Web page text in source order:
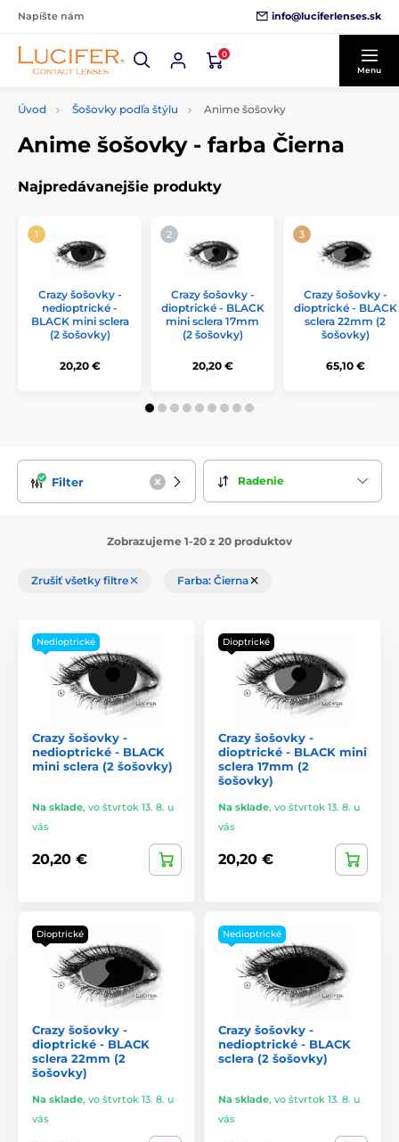
Napíšte nám info@luciferlenses.sk
0
Menu
Úvod Šošovky podľa štýlu Anime šošovky
Anime šošovky - farba Čierna
Najpredávanejšie produkty
Crazy šošovky -
nedioptrické -
BLACK mini sclera
(2 šošovky)
20,20 €
Crazy šošovky -
dioptrické - BLACK
mini sclera 17mm
(2 šošovky)
20,20 €
Crazy šošovky -
dioptrické - BLACK
sclera 22mm (2
šošovky)
65,10 €
Filter Radenie
Zobrazujeme 1-20 z 20 produktov
Zrušiť všetky filtre Farba: Čierna
Nedioptrické
Crazy šošovky -
nedioptrické - BLACK
mini sclera (2 šošovky)
Na sklade, vo štvrtok 13. 8. u
vás
20,20 €
Dioptrické
Crazy šošovky -
dioptrické - BLACK mini
sclera 17mm (2
šošovky)
Na sklade, vo štvrtok 13. 8. u
vás
20,20 €
Dioptrické
Crazy šošovky -
dioptrické - BLACK
sclera 22mm (2
šošovky)
Na sklade, vo štvrtok 13. 8. u
vás
Nedioptrické
Crazy šošovky -
nedioptrické - BLACK
sclera (2 šošovky)
Na sklade, vo štvrtok 13. 8. u
vás